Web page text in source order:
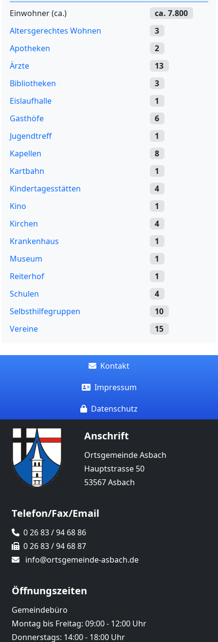
Einwohner (ca.)
ca. 7.800
Altersgerechtes Wohnen
3
Apotheken
2
Ärzte
13
Bibliotheken
3
Eislaufhalle
1
Gasthöfe
6
Jugendtreff
1
Kapellen
8
Kartbahn
1
Kindertagesstätten
4
Kino
1
Kirchen
4
Krankenhaus
1
Museum
1
Reiterhof
1
Schulen
4
Selbsthilfegruppen
10
Vereine
15
Kontakt
Impressum
Datenschutz
Anschrift
Ortsgemeinde Asbach
Hauptstrasse 50
53567 Asbach
Telefon/Fax/Email
0 26 83 / 94 68 86
0 26 83 / 94 68 87
info@ortsgemeinde-asbach.de
Öffnungszeiten
Gemeindebüro
Montag bis Freitag: 09:00 - 12:00 Uhr
Donnerstags: 14:00 - 18:00 Uhr